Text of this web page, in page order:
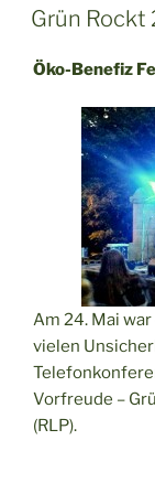
AM
Grün Rockt
Öko-Benefiz
Am 24. Mai
vielen
Vorfreude –
(RLP).